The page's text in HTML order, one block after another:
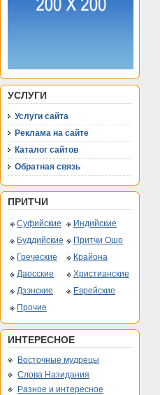
УСЛУГИ
Услуги сайта
Реклама на сайте
Каталог сайтов
Обратная связь
ПРИТЧИ
Суфийские
Индийские
Буддийские
Притчи Ошо
Греческие
Крайона
Даосские
Христианские
Дзэнские
Еврейские
Прочие
ИНТЕРЕСНОЕ
Восточные мудрецы
Слова Назидания
Разное и интересное